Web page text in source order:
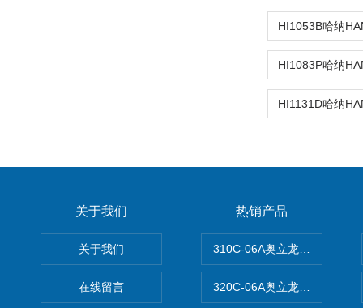
关于我们
关于我们
在线留言
热销产品
310C-06A奥立龙实验室台式
320C-06A奥立龙实验室便携